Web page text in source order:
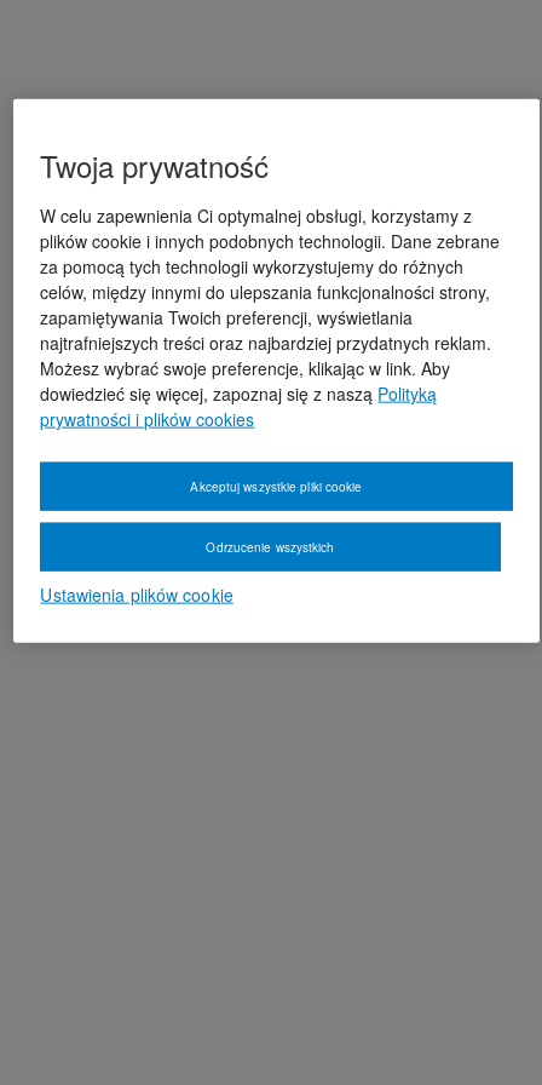
Twoja prywatność
W celu zapewnienia Ci optymalnej obsługi, korzystamy z
plików cookie i innych podobnych technologii. Dane zebrane
za pomocą tych technologii wykorzystujemy do różnych
celów, między innymi do ulepszania funkcjonalności strony,
zapamiętywania Twoich preferencji, wyświetlania
najtrafniejszych treści oraz najbardziej przydatnych reklam.
Możesz wybrać swoje preferencje, klikając w link. Aby
dowiedzieć się więcej, zapoznaj się z naszą Polityką
prywatności i plików cookies
Ustawienia plików cookie
Odrzucenie wszystkich
Akceptuj wszystkie pliki cookie